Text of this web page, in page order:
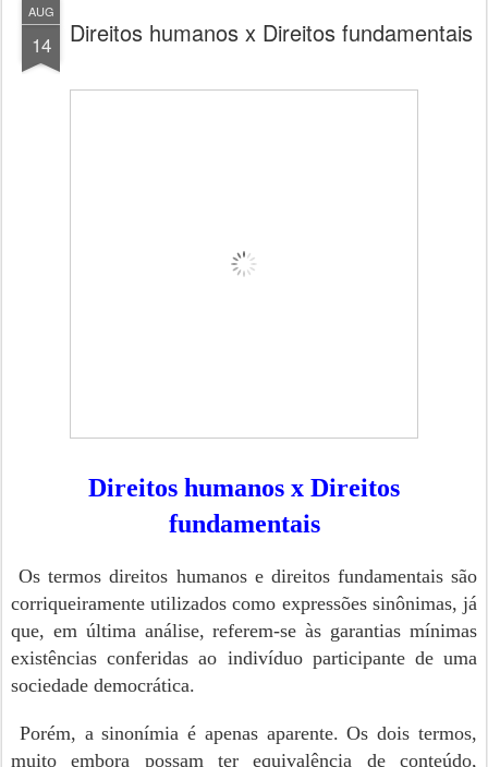
AUG
14 Direitos humanos x Direitos fundamentais
Direitos humanos x Direitos
fundamentais
Os termos direitos humanos e direitos fundamentais são
corriqueiramente utilizados como expressões sinônimas, já
que, em última análise, referem-se às garantias mínimas
existências conferidas ao indivíduo participante de uma
sociedade democrática.
Porém, a sinonímia é apenas aparente. Os dois termos,
muito embora possam ter equivalência de conteúdo,